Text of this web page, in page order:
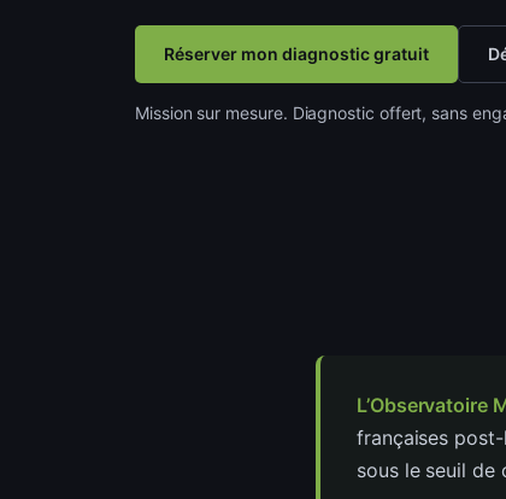
Réserver mon diagnostic gratuit
Mission sur mesure. Diagnostic offert, sans
L’Observatoire
françaises
sous le seuil de